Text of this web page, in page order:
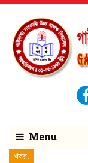
Menu
খবর: